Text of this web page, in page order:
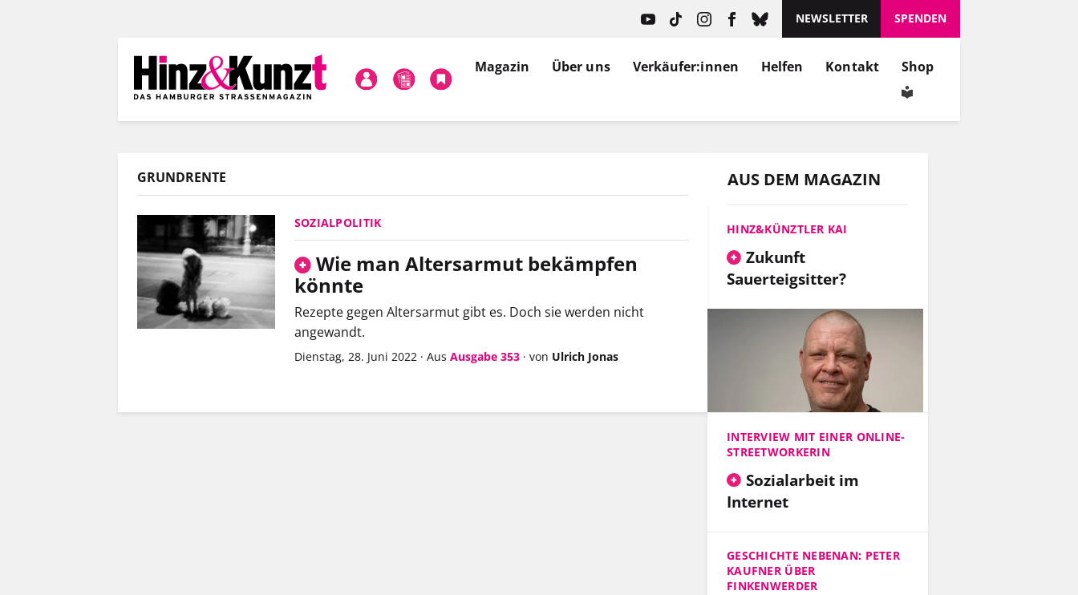
NEWSLETTER SPENDEN
Magazin Über uns Verkäufer:innen Helfen Kontakt Shop
GRUNDRENTE
SOZIALPOLITIK
Wie man Altersarmut bekämpfen
könnte
Rezepte gegen Altersarmut gibt es. Doch sie werden nicht
angewandt.
Dienstag, 28. Juni 2022· Aus Ausgabe 353 · von Ulrich Jonas
AUS DEM MAGAZIN
HINZ&KÜNZTLER KAI
Zukunft
Sauerteigsitter?
INTERVIEW MIT EINER ONLINE-
STREETWORKERIN
Sozialarbeit im
Internet
GESCHICHTE NEBENAN: PETER
KAUFNER ÜBER
FINKENWERDER